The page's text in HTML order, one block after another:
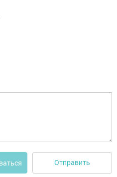
Отправить